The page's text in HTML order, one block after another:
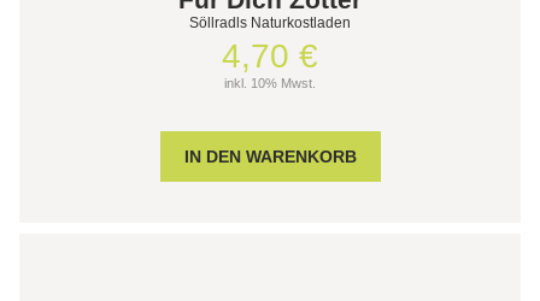
Söllradls Naturkostladen
4,70 €
inkl. 10% Mwst.